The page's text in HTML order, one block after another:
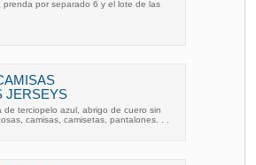
por separado 6 y el lote de las
JERSEYS
terciopelo azul, abrigo de cuero sin
camisas, camisetas, pantalones. . .